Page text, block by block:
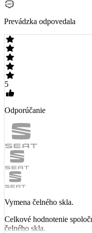
Prevádzka odpovedala
5
Odporúčanie
Vymena čelného skla.
Celkové hodnotenie
čelného skla.